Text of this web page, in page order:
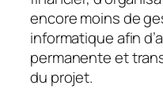
encore moins de
informatique afin
permanente et
du projet.